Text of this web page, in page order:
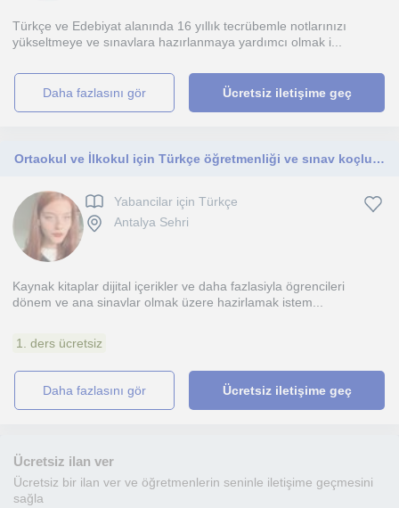
Türkçe ve Edebiyat alanında 16 yıllık tecrübemle notlarınızı
yükseltmeye ve sınavlara hazırlanmaya yardımcı olmak i...
daha fazlasını gör Ücretsiz iletişime geç
Ortaokul ve İlkokul için Türkçe öğretmenliği ve sınav koçluğu
Yabancilar için Türkçe
Antalya Sehri
Kaynak kitaplar dijital içerikler ve daha fazlasiyla ögrencileri
dönem ve ana sinavlar olmak üzere hazirlamak istem...
1. ders ücretsiz
daha fazlasını gör Ücretsiz iletişime geç
Ücretsiz ilan ver
Ücretsiz bir ilan ver ve öğretmenlerin seninle iletişime geçmesini
sağla